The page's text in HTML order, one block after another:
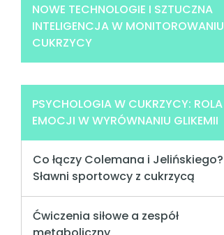
NOWE TECHNOLOGIE I SZTUCZNA
INTELIGENCJA W MONITOROWANIU
CUKRZYCY
PSYCHOLOGIA W CUKRZYCY: ROLA
EMOCJI W WYRÓWNANIU GLIKEMII
Co łączy Colemana i Jelińskiego?
Sławni sportowcy z cukrzycą
Ćwiczenia siłowe a zespół